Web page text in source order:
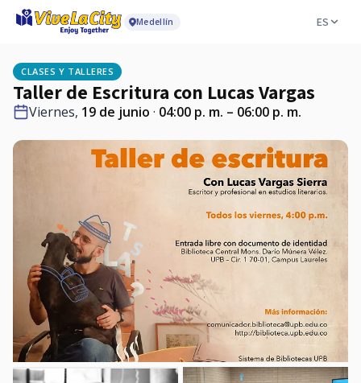
Medellín ES
CLASES Y TALLERES
Taller de Escritura con Lucas Vargas
Viernes, 19 de junio · 04:00 p. m. – 06:00 p. m.